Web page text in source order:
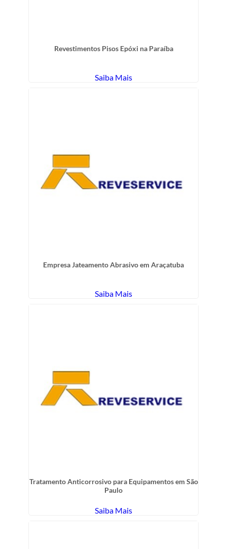
Revestimentos Pisos Epóxi na Paraíba
Saiba Mais
Empresa Jateamento Abrasivo em Araçatuba
Saiba Mais
Tratamento Anticorrosivo para Equipamentos em São
Paulo
Saiba Mais